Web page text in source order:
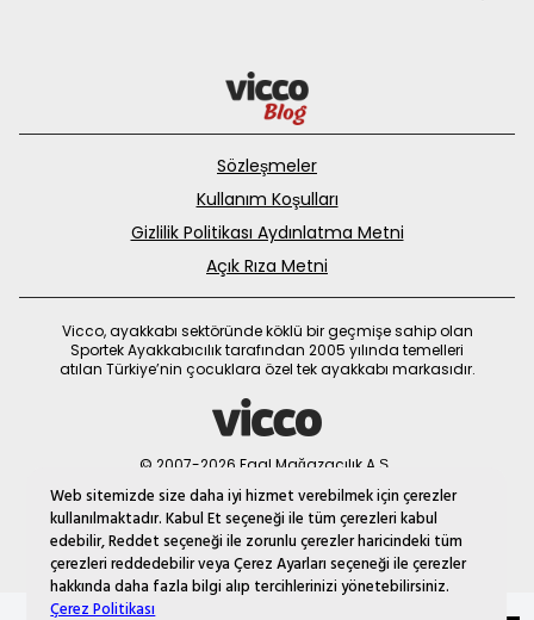
Web sitemizde size daha iyi hizmet verebilmek için çerezler
kullanılmaktadır. Kabul Et seçeneği ile tüm çerezleri kabul
edebilir, Reddet seçeneği ile zorunlu çerezler haricindeki tüm
çerezleri reddedebilir veya Çerez Ayarları seçeneği ile çerezler
hakkında daha fazla bilgi alıp tercihlerinizi yönetebilirsiniz.
Çerez Politikası
Sözleşmeler
Kullanım Koşulları
Gizlilik Politikası Aydınlatma Metni
Açık Rıza Metni
Vicco, ayakkabı sektöründe köklü bir geçmişe sahip olan
Sportek Ayakkabıcılık tarafından 2005 yılında temelleri
atılan Türkiye’nin çocuklara özel tek ayakkabı markasıdır.
© 2007-2026 Faal Mağazacılık A.Ş.
MNM